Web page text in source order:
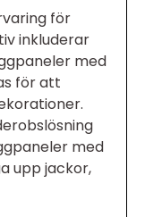
för
inkluderar
med
för att
med
upp jackor,